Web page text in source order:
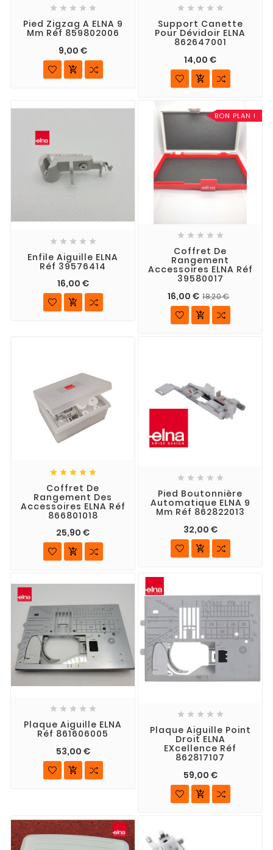
    
Pied Zigzag A ELNA 9
Mm Réf 859802006
9,00 €

    
Support Canette
Pour Dévidoir ELNA
862647001
14,00 €

    
Enfile Aiguille ELNA
Réf 39576414
16,00 €

BON PLAN !
    
Coffret De
Rangement
Accessoires ELNA Réf
39580017
16,00 € 18,20 €

    
Coffret De
Rangement Des
Accessoires ELNA Réf
866801018
25,90 €

    
Pied Boutonnière
Automatique ELNA 9
Mm Réf 862822013
32,00 €

    
Plaque Aiguille ELNA
Réf 861606005
53,00 €

    
Plaque Aiguille Point
Droit ELNA
EXcellence Réf
862817107
59,00 €
